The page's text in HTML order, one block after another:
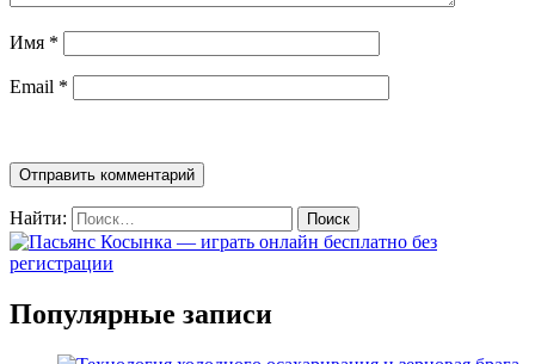
Имя *
Email *
Найти:
Популярные записи